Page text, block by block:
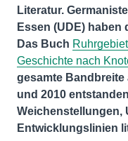
Literatur.
Essen (UDE)
Das Buch
Geschichte nach
gesamte Bandbreite
und 2010
Weichenstellungen,
Entwicklungslinien